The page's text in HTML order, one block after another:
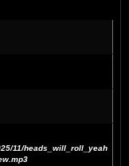
11/heads_will_roll_yeah